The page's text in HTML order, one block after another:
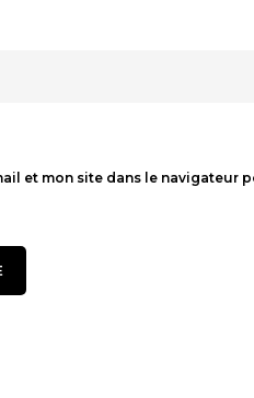
et mon site dans le navigateur